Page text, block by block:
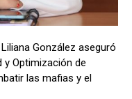
González aseguró
y Optimización de
las mafias y el